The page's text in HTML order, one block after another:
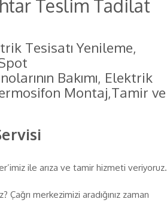
Teslim Tadilat
Tesisatı Yenileme,
Bakımı, Elektrik
Montaj,Tamir ve
ile arıza ve tamir hizmeti veriyoruz.
merkezimizi aradığınız zaman